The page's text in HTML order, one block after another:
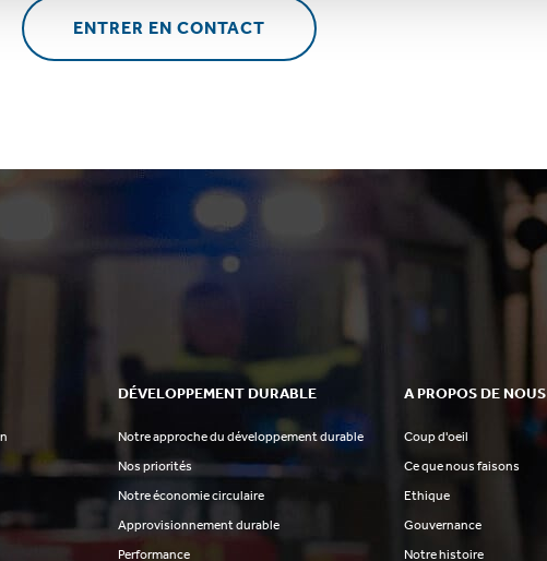
ENTRER EN CONTACT
DÉVELOPPEMENT DURABLE
Notre approche du développement durable
Nos priorités
Notre économie circulaire
Approvisionnement durable
Performance
A PROPOS DE NOUS
Coup d'oeil
Ce que nous faisons
Ethique
Gouvernance
Notre histoire